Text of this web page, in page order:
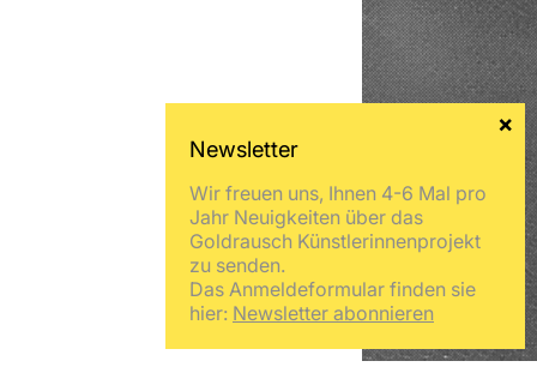
Wir freuen uns, Ihnen 4-6 Mal pro
Jahr Neuigkeiten über das
Goldrausch Künstlerinnenprojekt
zu senden.
Das Anmeldeformular finden sie
hier: Newsletter abonnieren